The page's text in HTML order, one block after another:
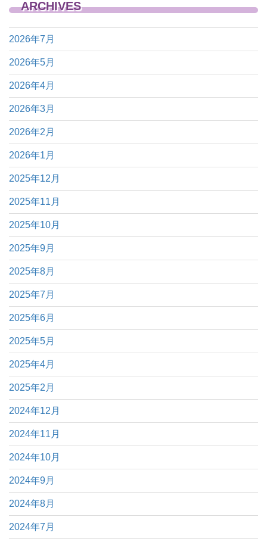
ARCHIVES
2026年7月
2026年5月
2026年4月
2026年3月
2026年2月
2026年1月
2025年12月
2025年11月
2025年10月
2025年9月
2025年8月
2025年7月
2025年6月
2025年5月
2025年4月
2025年2月
2024年12月
2024年11月
2024年10月
2024年9月
2024年8月
2024年7月